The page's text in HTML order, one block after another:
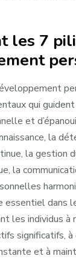
les 7
qui
et
la
la gestion
la
essentiel dans
les individus à
significatifs,
et à